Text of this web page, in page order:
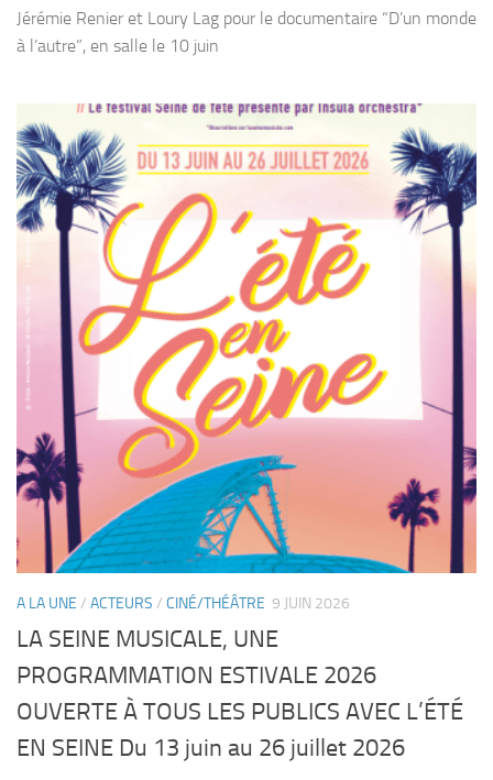
Jérémie Renier et Loury Lag pour le documentaire “D’un monde
à l’autre”, en salle le 10 juin
A LA UNE / ACTEURS / CINÉ/THÉÂTRE 9 JUIN 2026
LA SEINE MUSICALE, UNE
PROGRAMMATION ESTIVALE 2026
OUVERTE À TOUS LES PUBLICS AVEC L’ÉTÉ
EN SEINE Du 13 juin au 26 juillet 2026